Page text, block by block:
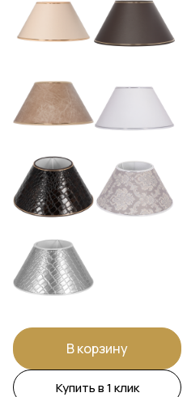
В корзину
Купить в 1 клик